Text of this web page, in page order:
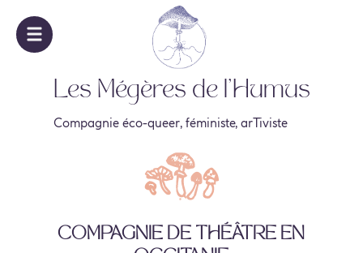
Les Mégères de l'Humus
Compagnie éco-queer, féministe, arTiviste
Compagnie de théâtre en